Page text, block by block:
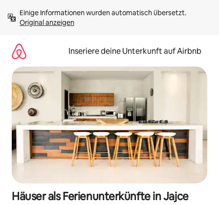
Inhalten
springenOriginal anzeigen
Inseriere deine Unterkunft auf Airbnb
Häuser als Ferienunterkünfte in Jajce